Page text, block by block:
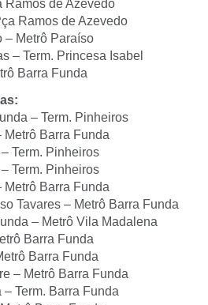
Ramos de Azevedo
Ramos de Azevedo
– Metrô Paraíso
– Term. Princesa Isabel
Barra Funda
– Term. Pinheiros
Metrô Barra Funda
Term. Pinheiros
Term. Pinheiros
Metrô Barra Funda
Tavares – Metrô Barra Funda
– Metrô Vila Madalena
Barra Funda
Barra Funda
– Metrô Barra Funda
Term. Barra Funda